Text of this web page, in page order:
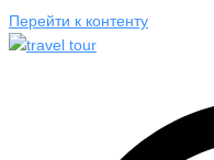
Перейти к контенту